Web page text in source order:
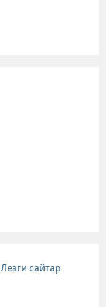
Лезги сайтар